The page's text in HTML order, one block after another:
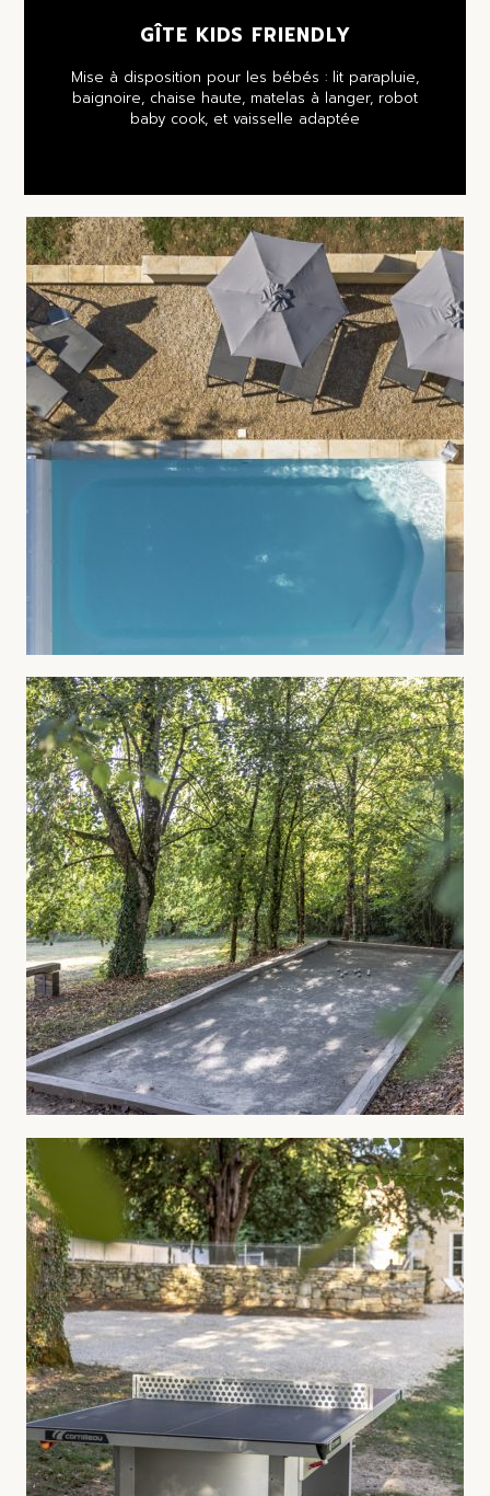
GÎTE KIDS FRIENDLY
Mise à disposition pour les bébés : lit parapluie,
baignoire, chaise haute, matelas à langer, robot
baby cook, et vaisselle adaptée